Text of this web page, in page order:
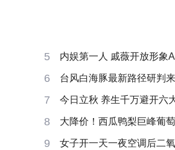
5 内娱第一人 戚薇开放形象
6 台风白海豚最新路径研判
7 今日立秋 养生千万避开六
8 大降价！西瓜鸭梨巨峰葡
9 女子开一天一夜空调后二